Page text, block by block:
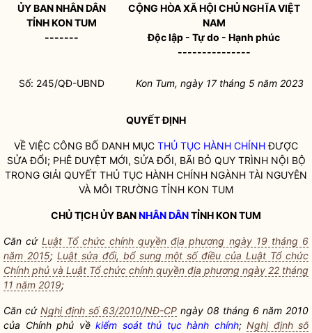
ỦY BANNHÂN DÂN
TỈNH KON TUM
-------
CỘNG HÒA XÃ HỘI CHỦ NGHĨA VIỆT
NAM
Độc lập - Tự do - Hạnh phúc
---------------
Số: 245/QĐ-UBND Kon Tum, ngày 17 tháng 5 năm 2023
QUYẾT ĐỊNH
VỀ VIỆC CÔNG BỐ DANH MỤC THỦ TỤC HÀNH CHÍNHĐƯỢC
SỬA ĐỔI; PHÊ DUYỆT MỚI, SỬA ĐỔI, BÃI BỎ QUY TRÌNH NỘI BỘ
TRONG GIẢI QUYẾT THỦ TỤC HÀNH CHÍNH NGÀNH TÀI NGUYÊN
VÀ MÔI TRƯỜNG TỈNH KON TUM
CHỦ TỊCH ỦY BANNHÂN DÂNTỈNH KON TUM
Căn cứLuật Tổ chức chính quyền địa phương ngày 19 tháng 6
năm 2015; Luật sửa đổi, bổ sung một số điều của Luật Tổ chức
Chính phủ và Luật Tổ chức chính quyền địa phương ngày 22 tháng
11 năm 2019;
Căn cứ Nghị định số 63/2010/NĐ-CP ngày 08 tháng 6 năm 2010
của Chính phủ về kiểm soát thủ tục hành chính; Nghị định số